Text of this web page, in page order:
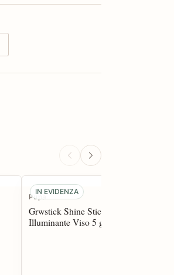
IN EVIDENZA
Pupa
Grwstick Shine Stick
Illuminante Viso 5 g.